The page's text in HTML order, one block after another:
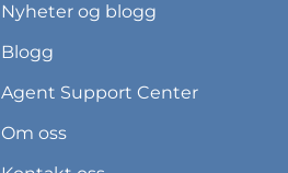
Nyheter og blogg
Blogg
Agent Support Center
Om oss